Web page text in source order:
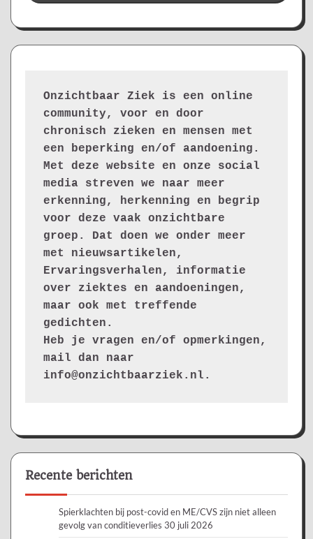
Onzichtbaar Ziek is een online
community, voor en door
chronisch zieken en mensen met
een beperking en/of aandoening.
Met deze website en onze social
media streven we naar meer
erkenning, herkenning en begrip
voor deze vaak onzichtbare
groep. Dat doen we onder meer
met nieuwsartikelen,
Ervaringsverhalen, informatie
over ziektes en aandoeningen,
maar ook met treffende
gedichten.
Heb je vragen en/of opmerkingen,
mail dan naar
info@onzichtbaarziek.nl.
Recente berichten
Spierklachten bij post-covid en ME/CVS zijn niet alleen
gevolg van conditieverlies 30 juli 2026